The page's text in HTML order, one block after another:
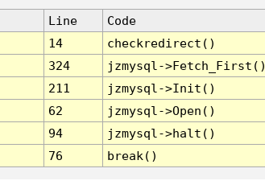
Line
Code
14
checkredirect()
324
jzmysql-
211
jzmysql->Init()
62
jzmysql->Open()
94
jzmysql->halt()
76 break()